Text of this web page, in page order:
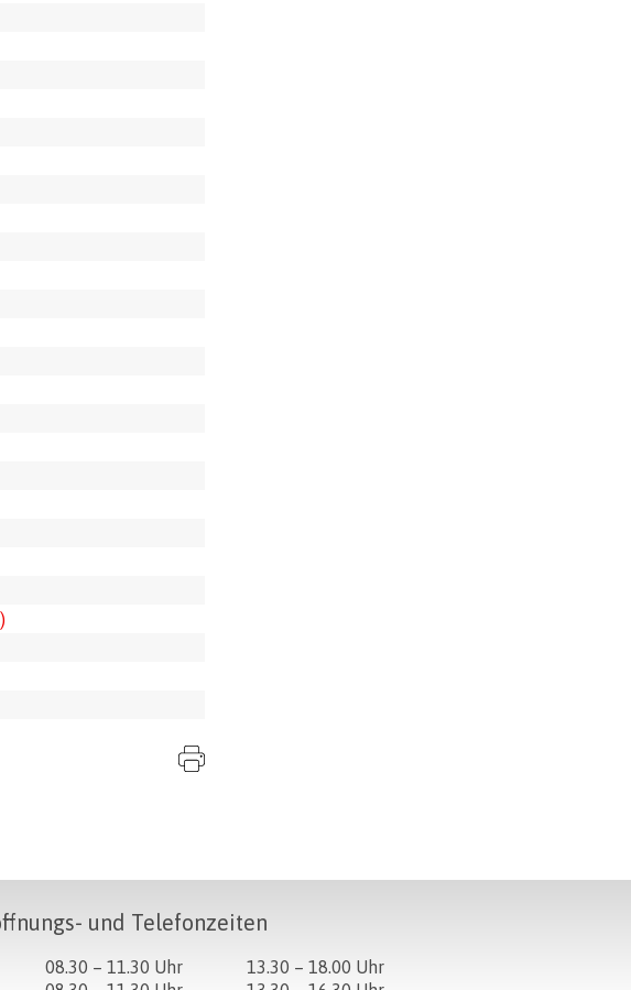
Seite drucken
und Telefonzeiten
Vormittag Öffnungszeiten Nachmittag
08.30 – 11.30 Uhr
13.30 – 18.00 Uhr